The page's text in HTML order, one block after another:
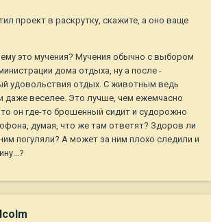
проект в раскрутку, скажите, а оно ваще
это мучения? Мучения обычно с выбором
дома отдыха, ну а после -
удовольствия отдых. С животным ведь
даже веселее. Это лучше, чем ежемчасно
он где-то брошенный сидит и судорожно
думая, что же там ответят? Здоров ли
погуляли? А может за ним плохо следили и